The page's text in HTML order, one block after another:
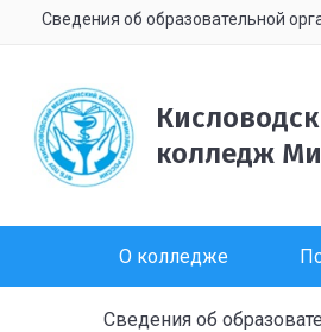
Сведения об образовательной
колледж
О колледже
Сведения об